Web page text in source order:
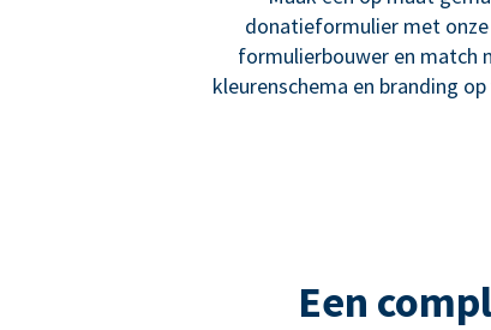
donatieformulier met
formulierbouwer en match
kleurenschema en branding
Een